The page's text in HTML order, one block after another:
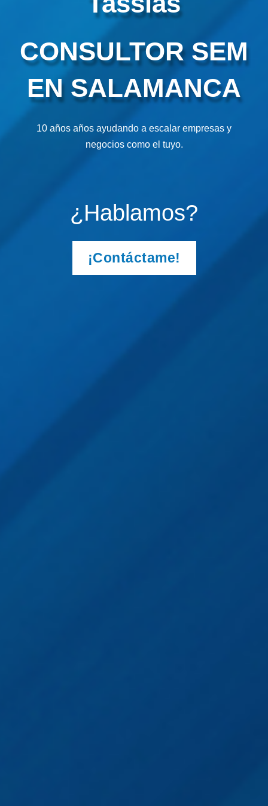
CONSULTOR SEM
EN SALAMANCA
10 años años ayudando a escalar empresas y
negocios como el tuyo.
¿Hablamos?
¡Contáctame!